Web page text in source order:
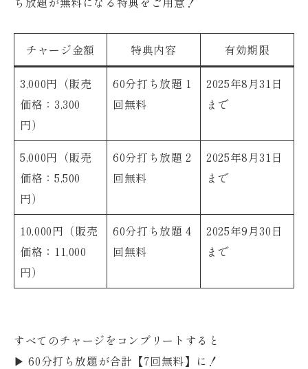
チャージ金額 特典内容 有効期限
3,000円（販売
価格：3,300
円）
60分打ち放題 1
回無料
2025年8月31日
まで
5,000円（販売
価格：5,500
円）
60分打ち放題 2
回無料
2025年8月31日
まで
10,000円（販売
価格：11,000
円）
60分打ち放題 4
回無料
2025年9月30日
まで
すべてのチャージをコンプリートすると
▶60分打ち放題が合計【7回無料】に！